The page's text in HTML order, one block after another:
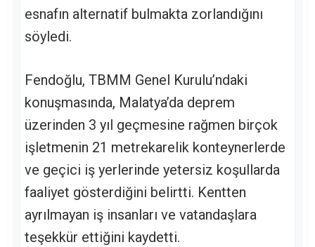
esnafın alternatif bulmakta zorlandığını
söyledi.
Fendoğlu, TBMM Genel Kurulu’ndaki
konuşmasında, Malatya’da deprem
üzerinden 3 yıl geçmesine rağmen birçok
işletmenin 21 metrekarelik konteynerlerde
ve geçici iş yerlerinde yetersiz koşullarda
faaliyet gösterdiğini belirtti. Kentten
ayrılmayan iş insanları ve vatandaşlara
teşekkür ettiğini kaydetti.